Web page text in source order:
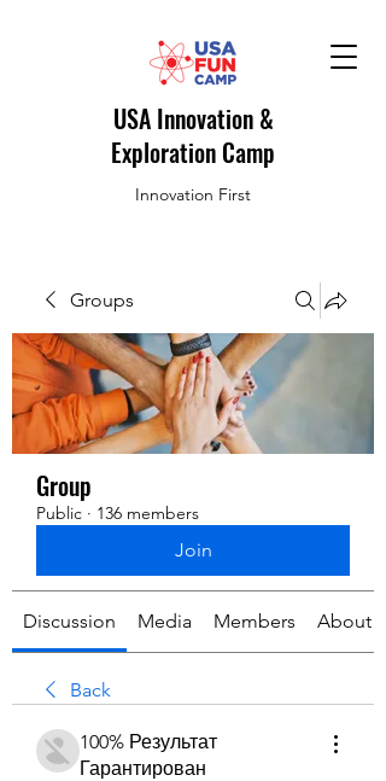
USA Innovation &
Exploration Camp
Innovation First
Groups
Group
Public · 136 members
Join
Discussion Media Members About
Back
100% Результат
Гарантирован